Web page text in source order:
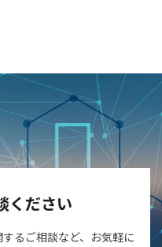
ください
るご相談など、お気軽に